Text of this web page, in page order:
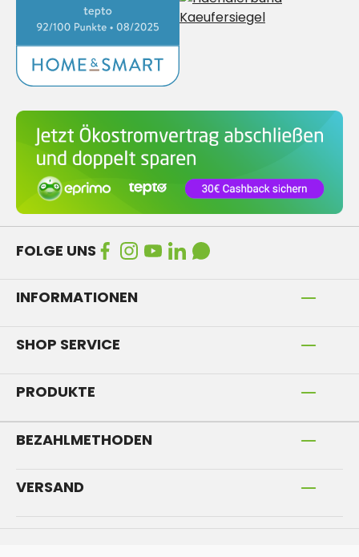
FOLGE UNS
INFORMATIONEN
SHOP SERVICE
PRODUKTE
BEZAHLMETHODEN
VERSAND